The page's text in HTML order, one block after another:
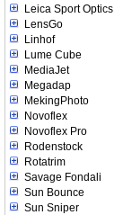
Leica Sport Optics
LensGo
Linhof
Lume Cube
MediaJet
Megadap
MekingPhoto
Novoflex
Novoflex Pro
Rodenstock
Rotatrim
Savage Fondali
Sun Bounce
Sun Sniper